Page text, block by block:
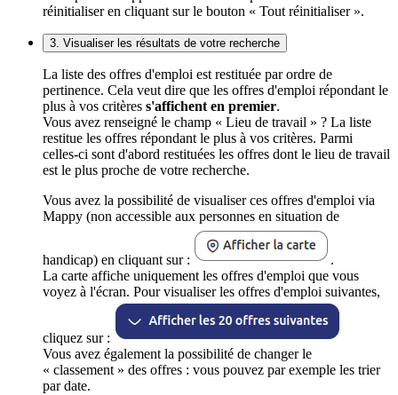
réinitialiser en cliquant sur le bouton « Tout réinitialiser ».
3. Visualiser les résultats de votre recherche
La liste des offres d'emploi est restituée par ordre de
pertinence. Cela veut dire que les offres d'emploi répondant le
plus à vos critères s'affichent en premier.
Vous avez renseigné le champ « Lieu de travail » ? La liste
restitue les offres répondant le plus à vos critères. Parmi
celles-ci sont d'abord restituées les offres dont le lieu de travail
est le plus proche de votre recherche.
Vous avez la possibilité de visualiser ces offres d'emploi via
Mappy (non accessible aux personnes en situation de
handicap) en cliquant sur :
.
La carte affiche uniquement les offres d'emploi que vous
voyez à l'écran. Pour visualiser les offres d'emploi suivantes,
cliquez sur :
Vous avez également la possibilité de changer le
« classement » des offres : vous pouvez par exemple les trier
par date.